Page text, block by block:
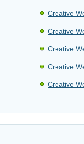
Creative
Creative
Creative
Creative
Creative